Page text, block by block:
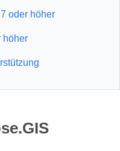
oder höher
höher